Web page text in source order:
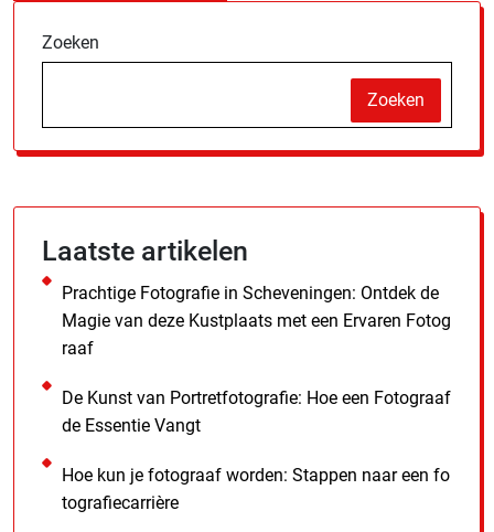
Zoeken
Zoeken
Laatste artikelen
Prachtige Fotografie in Scheveningen: Ontdek de
Magie van deze Kustplaats met een Ervaren Fotog
raaf
De Kunst van Portretfotografie: Hoe een Fotograaf
de Essentie Vangt
Hoe kun je fotograaf worden: Stappen naar een fo
tografiecarrière